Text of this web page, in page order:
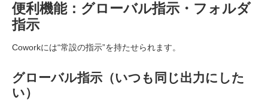
便利機能：グローバル指示・フォルダ
指示
Coworkには“常設の指示”を持たせられます。
グローバル指示（いつも同じ出力にした
い）